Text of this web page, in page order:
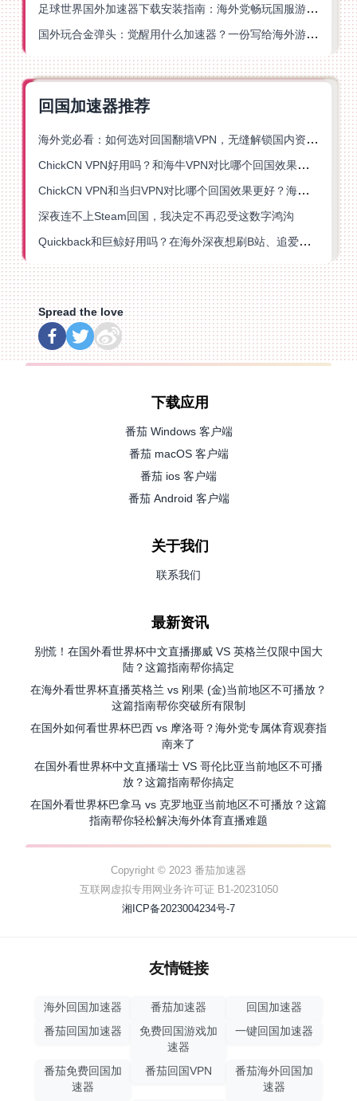
足球世界国外加速器下载安装指南：海外党畅玩国服游戏的终极解决方案
国外玩合金弹头：觉醒用什么加速器？一份写给海外游子的畅玩指南
回国加速器推荐
海外党必看：如何选对回国翻墙VPN，无缝解锁国内资源？
ChickCN VPN好用吗？和海牛VPN对比哪个回国效果更好？
ChickCN VPN和当归VPN对比哪个回国效果更好？海外党亲测后选了它
深夜连不上Steam回国，我决定不再忍受这数字鸿沟
Quickback和巨鲸好用吗？在海外深夜想刷B站、追爱奇艺的你，或许正需要这份答案
Spread the love
下载应用
番茄 Windows 客户端
番茄 macOS 客户端
番茄 ios 客户端
番茄 Android 客户端
关于我们
联系我们
最新资讯
别慌！在国外看世界杯中文直播挪威 VS 英格兰仅限中国大
陆？这篇指南帮你搞定
在海外看世界杯直播英格兰 vs 刚果 (金)当前地区不可播放？
这篇指南帮你突破所有限制
在国外如何看世界杯巴西 vs 摩洛哥？海外党专属体育观赛指
南来了
在国外看世界杯中文直播瑞士 VS 哥伦比亚当前地区不可播
放？这篇指南帮你搞定
在国外看世界杯巴拿马 vs 克罗地亚当前地区不可播放？这篇
指南帮你轻松解决海外体育直播难题
Copyright © 2023 番茄加速器
互联网虚拟专用网业务许可证 B1-20231050
湘ICP备2023004234号-7
友情链接
海外回国加速器 番茄加速器
回国加速器
番茄回国加速器
免费回国游戏加
速器
一键回国加速器
番茄免费回国加
速器
番茄回国VPN
番茄海外回国加
速器